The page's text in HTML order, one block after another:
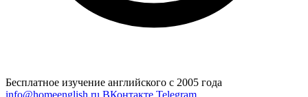
Бесплатное изучение английского с 2005 года
info@homeenglish.ru ВКонтакте Telegram